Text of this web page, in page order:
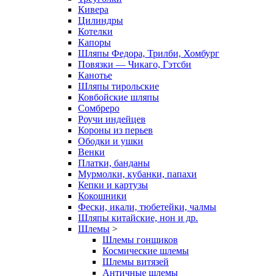
Кивера
Цилиндры
Котелки
Капоры
Шляпы Федора, Трилби, Хомбург
Повязки — Чикаго, Гэтсби
Канотье
Шляпы тирольские
Ковбойские шляпы
Сомбреро
Роучи индейцев
Короны из перьев
Ободки и ушки
Венки
Платки, банданы
Мурмолки, кубанки, папахи
Кепки и картузы
Кокошники
Фески, икали, тюбетейки, чалмы
Шляпы китайские, нон и др.
Шлемы >
Шлемы гонщиков
Космические шлемы
Шлемы витязей
Античные шлемы